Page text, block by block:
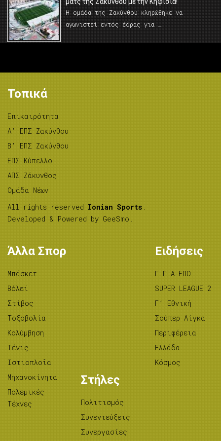
Η ομάδα της Ζακύνθου κληρώθηκε να
αγωνιστεί εντός έδρας για …
Τοπικά
Επικαιρότητα
A’ ΕΠΣ Ζακύνθου
B’ ΕΠΣ Ζακύνθου
ΕΠΣ Κύπελλο
ΑΠΣ Ζάκυνθος
Ομάδα Νέων
All rights reserved Ionian Sports .
Developed & Powered by GeeSmo .
Άλλα Σπορ
Μπάσκετ
Βόλεϊ
Στίβος
Tοξοβολία
Κολύμβηση
Τένις
Ιστιοπλοΐα
Μηχανοκίνητα
Πολεμικές
Τέχνες
Ειδήσεις
Γ.Γ.Α-ΕΠΟ
SUPER LEAGUE 2
Γ’ Εθνική
Σούπερ Λίγκα
Περιφέρεια
Ελλάδα
Κόσμος
Στήλες
Πολιτισμός
Συνεντεύξεις
Συνεργασίες